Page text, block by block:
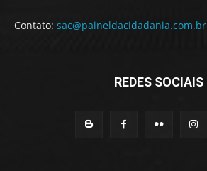
Contato: sac@paineldacidadania.com.br
REDES SOCIAIS